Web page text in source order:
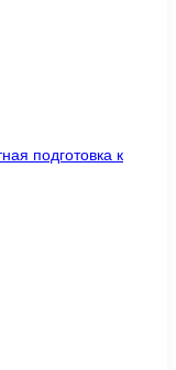
подготовка к